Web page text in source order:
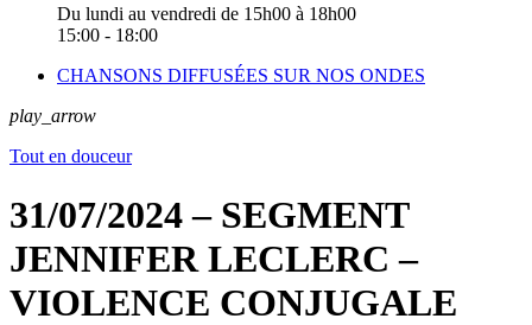
Du lundi au vendredi de 15h00 à 18h00
15:00 - 18:00
CHANSONS DIFFUSÉES SUR NOS ONDES
play_arrow
Tout en douceur
31/07/2024 – SEGMENT
JENNIFER LECLERC –
VIOLENCE CONJUGALE